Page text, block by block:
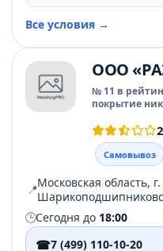
Все условия →
ООО
№ 11 в
покрытие
Самовывоз
📍Московская область,
🕒Сегодня до 18:00
☎7 (499) 110-10-20